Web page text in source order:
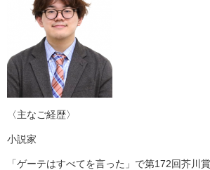
〈主なご経歴〉
小説家
「ゲーテはすべてを言った」で第172回芥川